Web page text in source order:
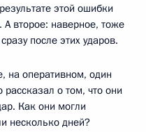
этой ошибки
А второе: наверное, тоже
после этих ударов.
на оперативном, один
о том, что они
Как они могли
несколько дней?